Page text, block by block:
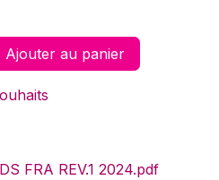
Ajouter au panier
FRA REV.1 2024.pdf